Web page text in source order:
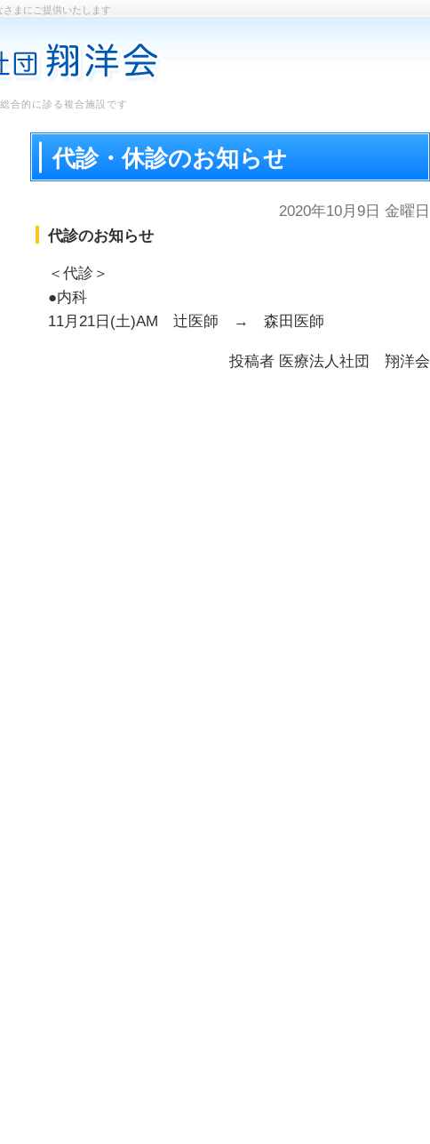
まにご提供いたします
合的に診る複合施設です
代診・休診のお知らせ
2020年10月9日 金曜日
代診のお知らせ
＜代診＞
●内科
11月21日(土)AM 辻医師 → 森田医師
投稿者 医療法人社団 翔洋会